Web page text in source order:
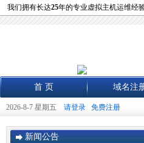
我们拥有长达25年的专业虚拟主机运维经
首 页 域名注
2026-8-7 星期五 请登录 免费注册
新闻公告